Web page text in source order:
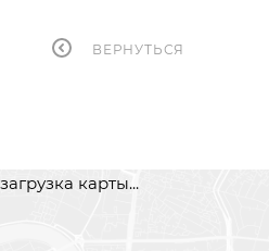
ВЕРНУТЬСЯ
загрузка карты...